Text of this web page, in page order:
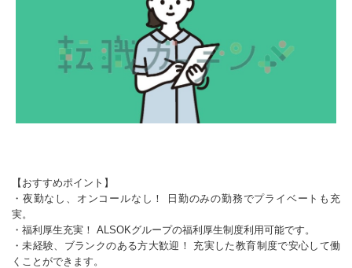
【おすすめポイント】
・夜勤なし、オンコールなし！ 日勤のみの勤務でプライベートも充
実。
・福利厚生充実！ ALSOKグループの福利厚生制度利用可能です。
・未経験、ブランクのある方大歓迎！ 充実した教育制度で安心して働
くことができます。